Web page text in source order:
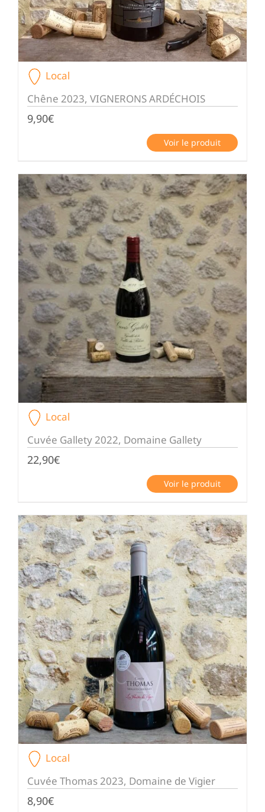
Local
Chêne 2023, VIGNERONS ARDÉCHOIS
9,90€
Voir le produit
Local
Cuvée Gallety 2022, Domaine Gallety
22,90€
Voir le produit
Local
Cuvée Thomas 2023, Domaine de Vigier
8,90€